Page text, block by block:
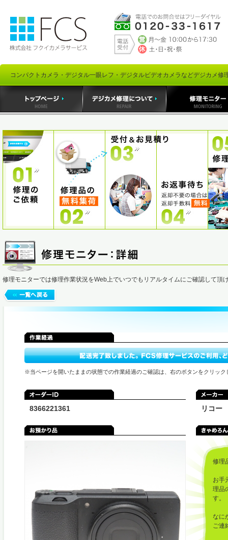
コンパクトカメラ・デジタル一眼レフ・デジタルビデオカメラなどデジカメ修
修理モニターでは修理作業状況をWeb上でいつでもリアルタイムにご確認して頂
※当ページを開いたままの状態での作業経過のご確認は、右のボタンをクリック
8366221361 リコー
修理
お手
理品
す。
なに
ご連